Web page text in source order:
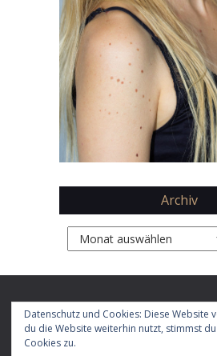
Archiv
Archiv
Copyright 2026 byDaphne Chaimovitz
Impressum
Datenschutz und Cookies: Diese Website
du die Website weiterhin nutzt, stimmst
Cookies zu.